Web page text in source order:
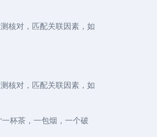
核对，匹配关联因素，如
核对，匹配关联因素，如
杯茶，一包烟，一个破